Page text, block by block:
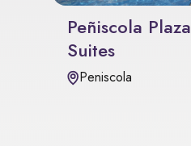
Peñiscola Plaza
Suites
Peniscola